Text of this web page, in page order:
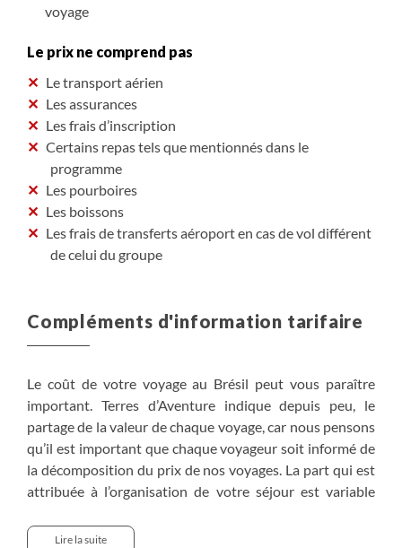
voyage
Le prix ne comprend pas
Le transport aérien
Les assurances
Les frais d’inscription
Certains repas tels que mentionnés dans le
programme
Les pourboires
Les boissons
Les frais de transferts aéroport en cas de vol différent
de celui du groupe
Compléments d'information tarifaire
Le coût de votre voyage au Brésil peut vous paraître
important. Terres d’Aventure indique depuis peu, le
partage de la valeur de chaque voyage, car nous pensons
qu’il est important que chaque voyageur soit informé de
la décomposition du prix de nos voyages. La part qui est
attribuée à l’organisation de votre séjour est variable
du coût de la vie, du choix de la compagnie aérienne
Lire la suite